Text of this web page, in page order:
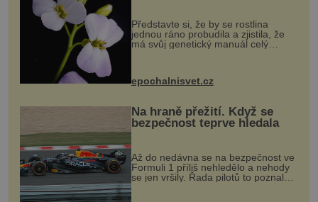
Představte si, že by se rostlina
jednou ráno probudila a zjistila, že
má svůj genetický manuál celý
vstupenka...
epochalnisvet.cz
Na hraně přežití. Když se
bezpečnost teprve hledala
Až do nedávna se na bezpečnost ve
Formuli 1 příliš nehledělo a nehody
se jen vršily. Řada pilotů to poznala
na vlastní kůži, často s trvalými
následky nebo bohužel i ztrátou